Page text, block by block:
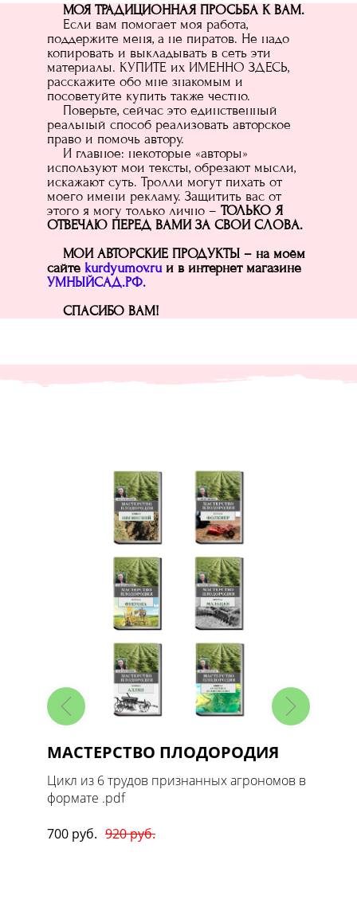
МОЯ ТРАДИЦИОННАЯ ПРОСЬБА К ВАМ.
Если вам помогает моя работа,
поддержите меня, а не пиратов. Не надо
копировать и выкладывать в сеть эти
материалы. КУПИТЕ их ИМЕННО ЗДЕСЬ,
расскажите обо мне знакомым и
посоветуйте купить также честно.
Поверьте, сейчас это единственный
реальный способ реализовать авторское
право и помочь автору.
И главное: некоторые «авторы»
используют мои тексты, обрезают мысли,
искажают суть. Тролли могут пихать от
моего имени рекламу. Защитить вас от
этого я могу только лично – ТОЛЬКО Я
ОТВЕЧАЮ ПЕРЕД ВАМИ ЗА СВОИ СЛОВА.
МОИ АВТОРСКИЕ ПРОДУКТЫ – на моём
сайте kurdyumov.ruи в интернет магазине
УМНЫЙСАД.РФ.
СПАСИБО ВАМ!
МАСТЕРСТВО ПЛОДОРОДИЯ
Цикл из 6 трудов признанных агрономов в
формате .pdf
700 руб. 920 руб.